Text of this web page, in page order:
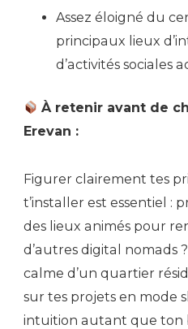
Assez éloigné du
principaux lieux
d’activités sociales
À retenir avant de
Erevan :
Figurer clairement tes
t’installer est essentiel :
des lieux animés pour
d’autres digital nomads
calme d’un quartier
sur tes projets en mode
intuition autant que ton